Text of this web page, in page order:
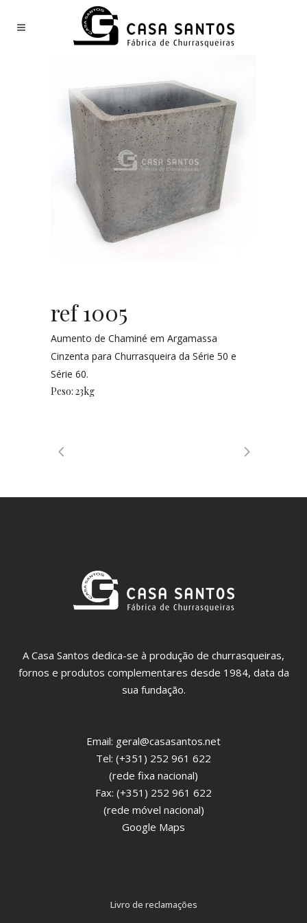
ref 1005
Aumento de Chaminé em Argamassa
Cinzenta para Churrasqueira da Série 50 e
Série 60.
Peso: 23kg
A Casa Santos dedica-se à produção de churrasqueiras,
fornos e produtos complementares desde 1984, data da
sua fundação.
Email: geral@casasantos.net
Tel: (+351) 252 961 622
(rede fixa nacional)
Fax: (+351) 252 961 622
(rede móvel nacional)
Google Maps
Livro de reclamações